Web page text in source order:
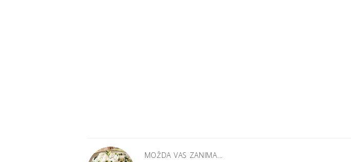
MOŽDA VAS ZANIMA...